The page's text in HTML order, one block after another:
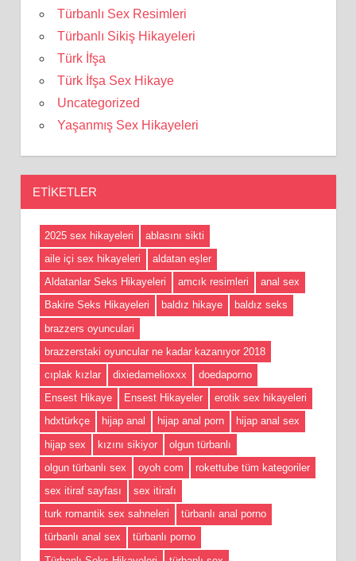
Türbanlı Sex Resimleri
Türbanlı Sikiş Hikayeleri
Türk İfşa
Türk İfşa Sex Hikaye
Uncategorized
Yaşanmış Sex Hikayeleri
ETIKETLER
2025 sex hikayeleri
ablasını sikti
aile içi sex hikayeleri
aldatan eşler
Aldatanlar Seks Hikayeleri
amcık resimleri
anal sex
Bakire Seks Hikayeleri
baldız hikaye
baldız seks
brazzers oyunculari
brazzerstaki oyuncular ne kadar kazanıyor 2018
cıplak kızlar
dixiedamelioxxx
doedaporno
Ensest Hikaye
Ensest Hikayeler
erotik sex hikayeleri
hdxtürkçe
hijap anal hijap anal porn
hijap anal sex
hijap sex
kızını sikiyor
olgun türbanlı
olgun türbanlı sex
oyoh com
rokettube tüm kategoriler
sex itiraf sayfası
sex itirafı
turk romantik sex sahneleri
türbanlı anal porno
türbanlı anal sex
türbanlı porno